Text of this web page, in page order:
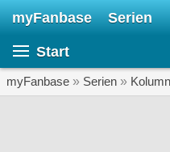
myFanbase Serien
Start
myFanbase » Serien »